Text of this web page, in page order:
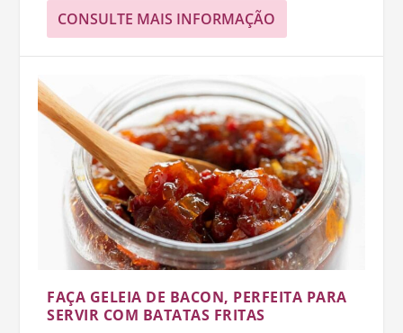
CONSULTE MAIS INFORMAÇÃO
FAÇA GELEIA DE BACON, PERFEITA PARA
SERVIR COM BATATAS FRITAS